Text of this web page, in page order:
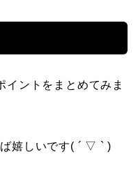
イントをまとめてみま
嬉しいです( ´ ▽ ` )